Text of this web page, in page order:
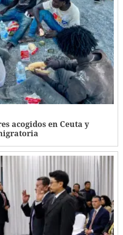
acogidos en Ceuta y